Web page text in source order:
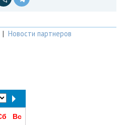
| Новости партнеров
Вс